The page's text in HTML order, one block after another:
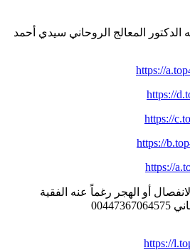
الدكتور المعالج الروحاني سيدي أحمد
https://
https://
https://
https://
https://
https://